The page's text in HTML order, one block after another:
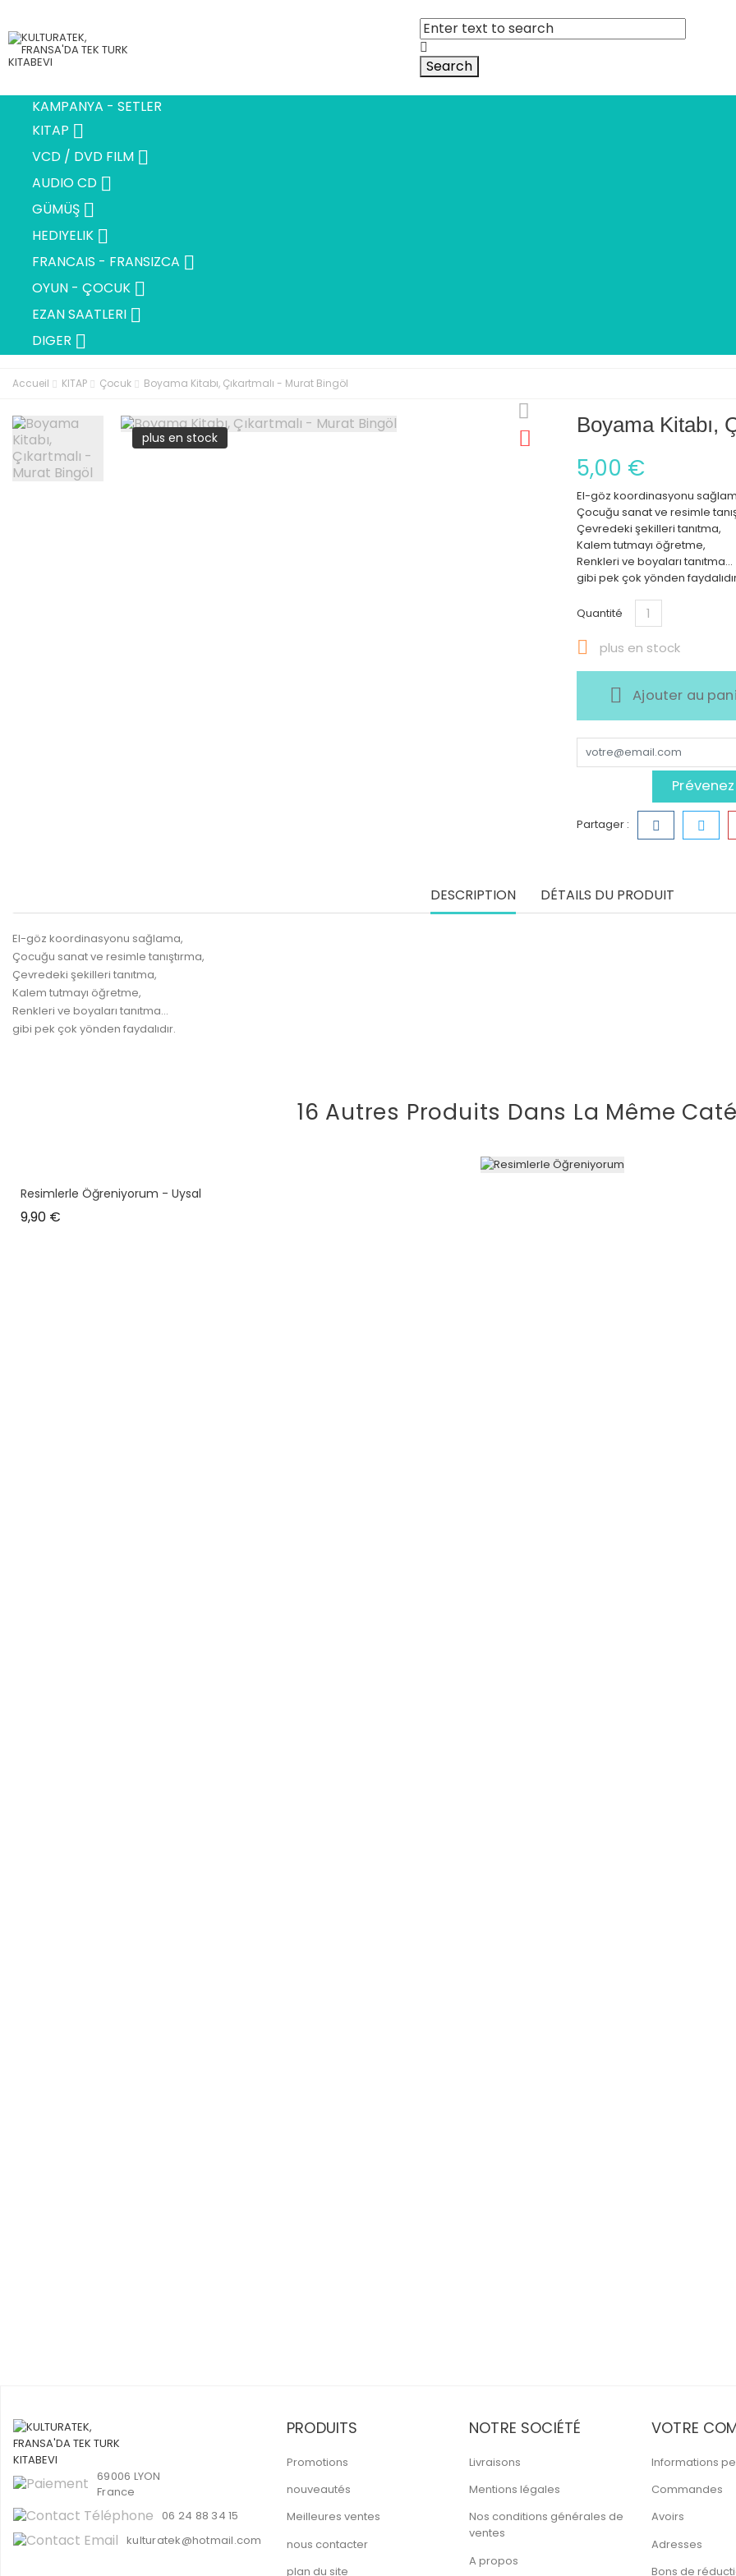
Search
KAMPANYA - SETLER
KITAP 
VCD / DVD FILM 
AUDIO CD 
GÜMÜŞ 
HEDIYELIK 
FRANCAIS - FRANSIZCA 
OYUN - ÇOCUK 
EZAN SAATLERI 
DIGER 
Accueil KITAP Çocuk Boyama Kitabı, Çıkartmalı - Murat Bingöl
plus en stock
Boyama Kitabı,
5,00 €
El-göz koordinasyonu
Çocuğu sanat ve resimle
Çevredeki şekilleri tanıtma,
Kalem tutmayı öğretme,
Renkleri ve boyaları tanıtma...
gibi pek çok yönden
Quantité
 plus en stock
Ajouter au
Partager :
DESCRIPTION DÉTAILS DU PRODUIT
El-göz koordinasyonu sağlama,
Çocuğu sanat ve resimle tanıştırma,
Çevredeki şekilleri tanıtma,
Kalem tutmayı öğretme,
Renkleri ve boyaları tanıtma...
gibi pek çok yönden faydalıdır.
16 Autres Produits Dans La Même
Resimlerle Öğreniyorum - Uysal
9,90 €
69006 LYON
France
06 24 88 34 15
kulturatek@hotmail.com
PRODUITS
Promotions
nouveautés
Meilleures ventes
nous contacter
plan du site
NOTRE SOCIÉTÉ
Livraisons
Mentions légales
Nos conditions générales de
ventes
A propos
VOTRE
Informations
Commandes
Avoirs
Adresses
Bons de